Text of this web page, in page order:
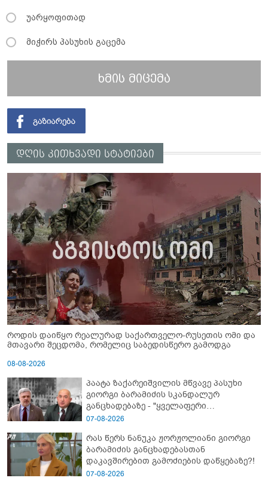
უარყოფითად
მიჭირს პასუხის გაცემა
ხმის მიცემა
დღის კითხვადი სტატიები
როდის დაიწყო რეალურად საქართველო-რუსეთის ომი და
მთავარი შეცდომა, რომელიც საბედისწერო გამოდგა
08-08-2026
პაატა ზაქარეიშვილის მწვავე პასუხი
გიორგი ბარამიძის სკანდალურ
განცხადებაზე - "ყველაფერი
დეტალურად ვიცი... კამანში მოკლული
ბარამიძე კი ტყუის"
07-08-2026
რას წერს ნანუკა ჟორჟოლიანი გიორგი
ბარამიძის განცხადებასთან
დაკავშირებით გამოძიების დაწყებაზე?!
07-08-2026